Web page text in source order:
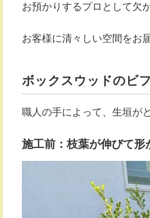
お預かりするプロとして欠
お客様に清々しい空間をお
ボックスウッドのビ
職人の手によって、生垣が
施工前：枝葉が伸びて形